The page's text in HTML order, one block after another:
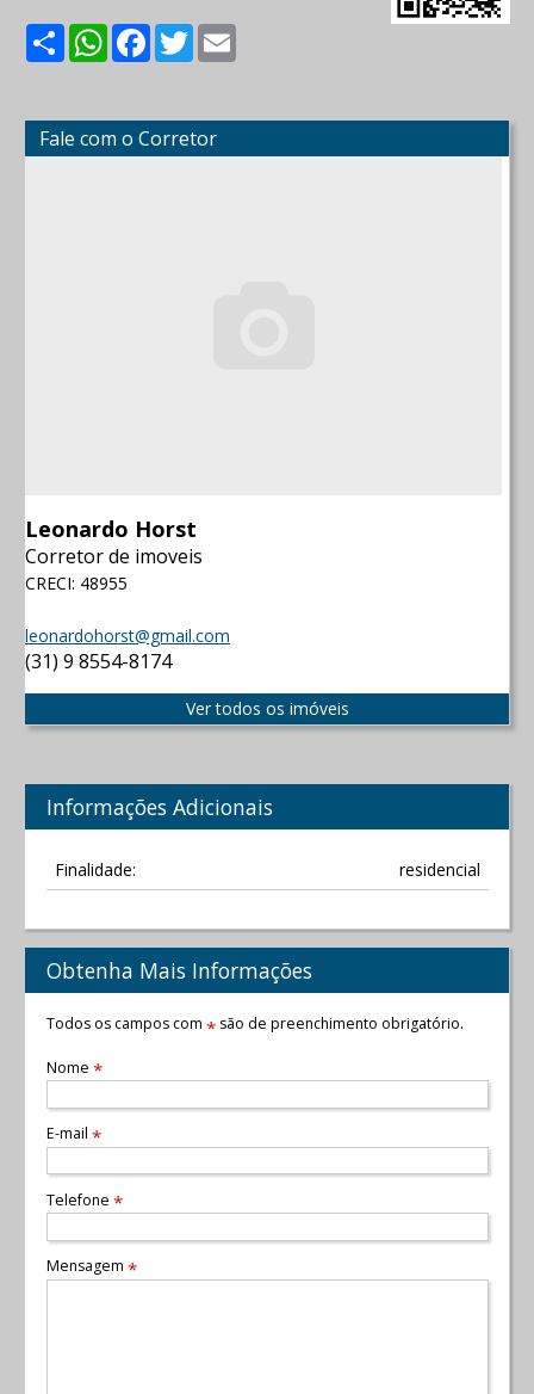
ShareWhatsApp
Facebook
Twitter
Fale com o Corretor
Leonardo Horst
Corretor de imoveis
CRECI: 48955
leonardohorst@gmail.com
(31) 9 8554-8174
Ver todos os imóveis
Informações Adicionais
Finalidade: residencial
Obtenha Mais Informações
Todos os campos com *são de preenchimento obrigatório.
Nome *
E-mail *
Telefone *
Mensagem *